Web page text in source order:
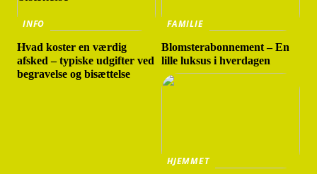
INFO
Hvad koster en værdig
afsked – typiske udgifter ved
begravelse og bisættelse
FAMILIE
Blomsterabonnement – En
lille luksus i hverdagen
HJEMMET